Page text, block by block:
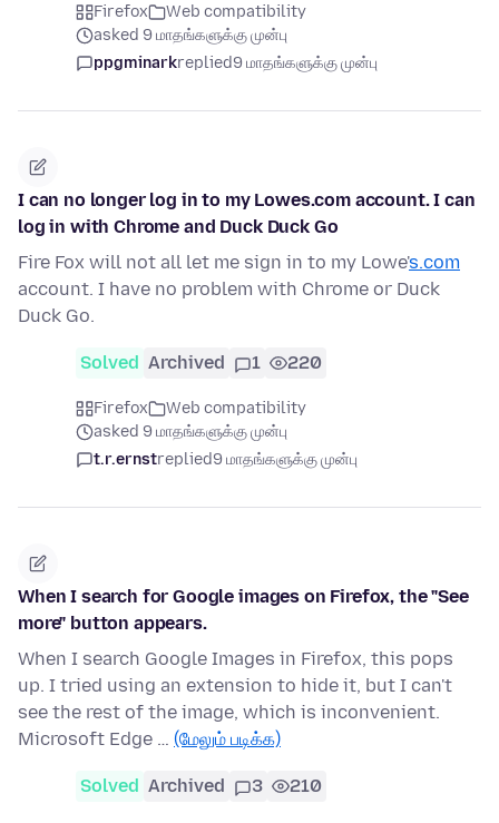
Firefox
Web compatibility
asked 9 மாதங்களுக்கு முன்பு
ppgminarkreplied9 மாதங்களுக்கு முன்பு
I can no longer log in to my Lowes.com account. I can
log in with Chrome and Duck Duck Go
Fire Fox will not all let me sign in to my Lowe's.com
account. I have no problem with Chrome or Duck
Duck Go.
Solved Archived 1 220
Firefox
Web compatibility
asked 9 மாதங்களுக்கு முன்பு
t.r.ernstreplied9 மாதங்களுக்கு முன்பு
When I search for Google images on Firefox, the "See
more" button appears.
When I search Google Images in Firefox, this pops
up. I tried using an extension to hide it, but I can't
see the rest of the image, which is inconvenient.
Microsoft Edge … (மேலும் படிக்க)
Solved Archived 3 210